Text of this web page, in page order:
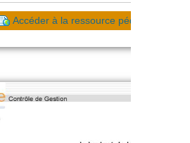
Accéder à la ressource pédagogique